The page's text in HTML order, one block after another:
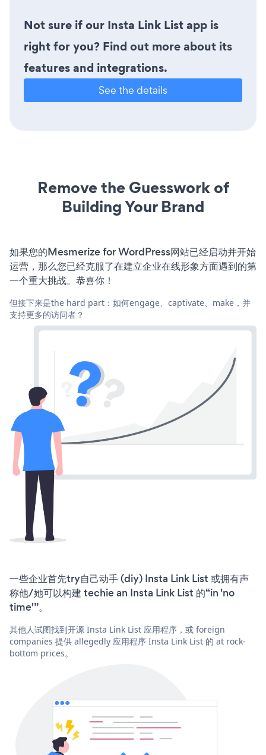
Not sure if our Insta Link List app is
right for you? Find out more about its
features and integrations.
See the details
Remove the Guesswork of
Building Your Brand
如果您的Mesmerize for WordPress网站已经启动并开始
运营，那么您已经克服了在建立企业在线形象方面遇到的第
一个重大挑战。恭喜你！
但接下来是the hard part：如何engage、captivate、make，并
支持更多的访问者？
一些企业首先try自己动手 (diy) Insta Link List 或拥有声
称他/她可以构建 techie an Insta Link List 的“in 'no
time'”。
其他人试图找到开源 Insta Link List 应用程序，或 foreign
companies 提供 allegedly 应用程序 Insta Link List 的 at rock-
bottom prices。